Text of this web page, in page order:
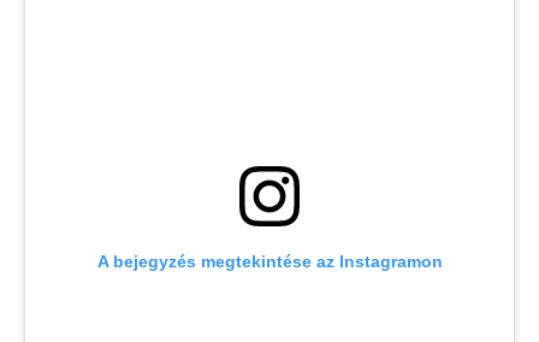
A bejegyzés megtekintése az Instagramon